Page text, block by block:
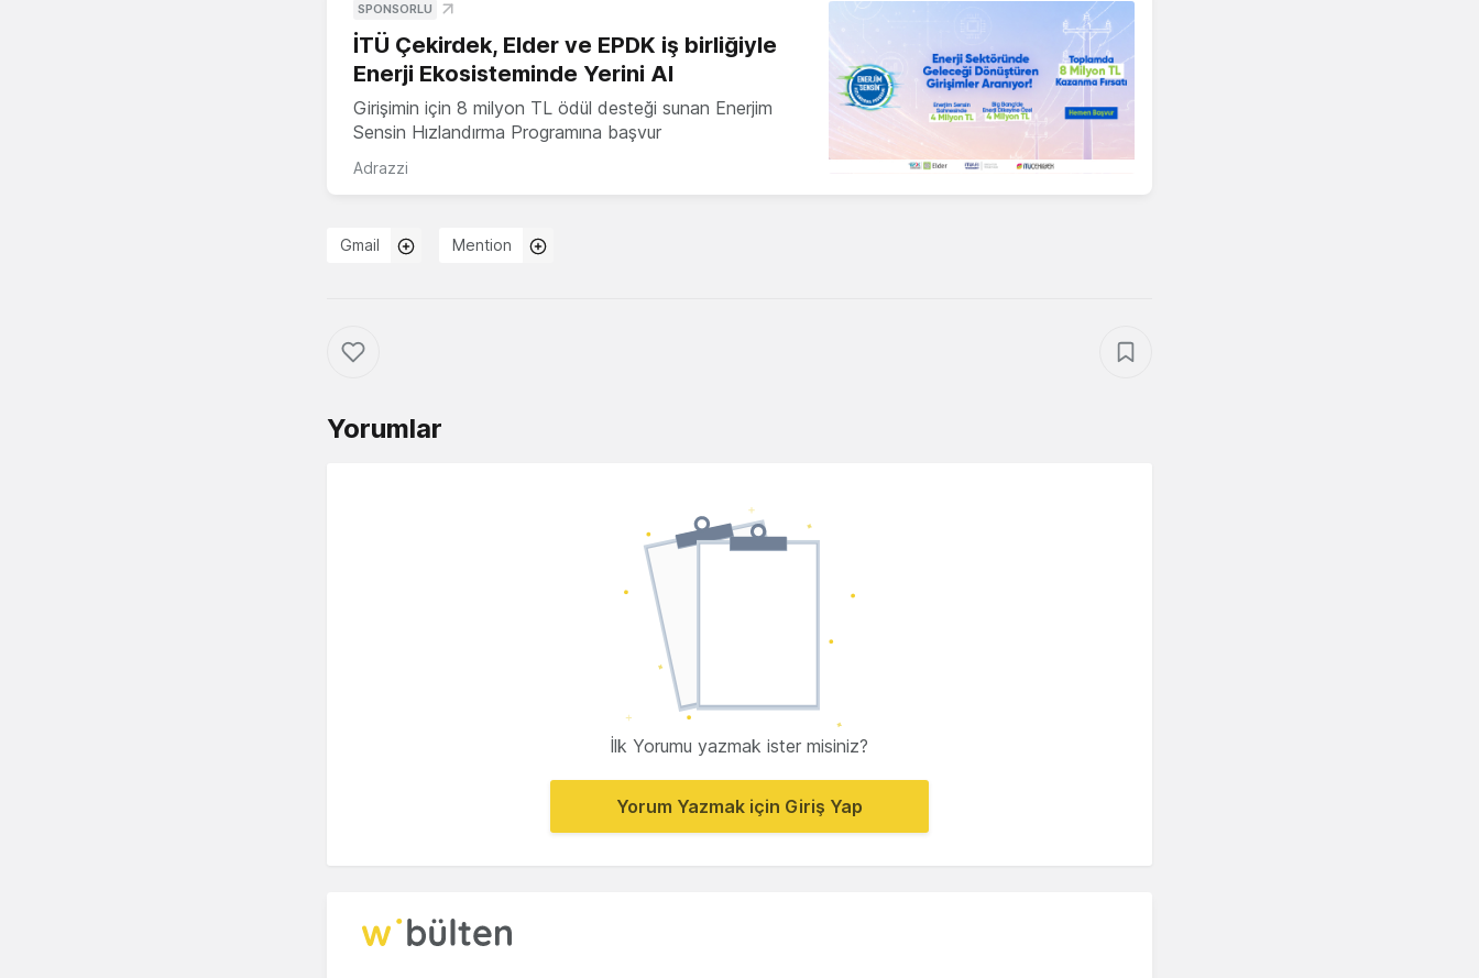
SPONSORLU
İTÜ Çekirdek, Elder ve EPDK iş birliğiyle
Enerji Ekosisteminde Yerini Al
Girişimin için 8 milyon TL ödül desteği sunan Enerjim
Sensin Hızlandırma Programına başvur
Adrazzi
Gmail Mention
Yorumlar
İlk Yorumu yazmak ister misiniz?
Yorum Yazmak için Giriş Yap